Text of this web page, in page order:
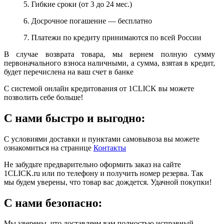
5. Гибкие сроки (от 3 до 24 мес.)
6. Досрочное погашение — бесплатно
7. Платежи по кредиту принимаются по всей России
В случае возврата товара, мы вернем полную сумму
первоначального взноса наличными, а сумма, взятая в кредит,
будет перечислена на ваш счет в банке
С системой онлайн кредитования от 1CLICK вы можете
позволить себе больше!
С нами быстро и выгодно:
С условиями доставки и пунктами самовывоза вы можете
ознакомиться на странице Контакты
Не забудьте предварительно оформить заказ на сайте
1CLICK.ru или по телефону и получить номер резерва. Так
мы будем уверены, что товар вас дождется. Удачной покупки!
С нами безопасно: